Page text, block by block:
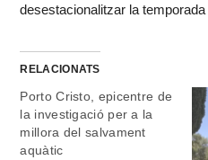
desestacionalitzar la temporada
RELACIONATS
Porto Cristo, epicentre de
la investigació per a la
millora del salvament
aquàtic